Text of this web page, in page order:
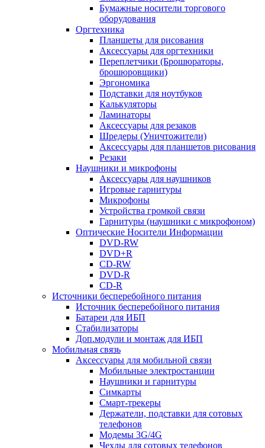
Бумажные носители торгового
оборудования
Оргтехника
Планшеты для рисования
Аксессуары для оргтехники
Переплетчики (Брошюраторы,
брошюровщики)
Эргономика
Подставки для ноутбуков
Калькуляторы
Ламинаторы
Аксессуары для резаков
Шредеры (Уничтожители)
Аксессуары для планшетов рисования
Резаки
Наушники и микрофоны
Аксессуары для наушников
Игровые гарнитуры
Микрофоны
Устройства громкой связи
Гарнитуры (наушники с микрофоном)
Оптические Носители Информации
DVD-RW
DVD+R
CD-RW
DVD-R
CD-R
Источники бесперебойного питания
Источник бесперебойного питания
Батареи для ИБП
Стабилизаторы
Доп.модули и монтаж для ИБП
Мобильная связь
Аксессуары для мобильной связи
Мобильные электростанции
Наушники и гарнитуры
Симкарты
Смарт-трекеры
Держатели, подставки для сотовых
телефонов
Модемы 3G/4G
Чехлы для сотовых телефонов